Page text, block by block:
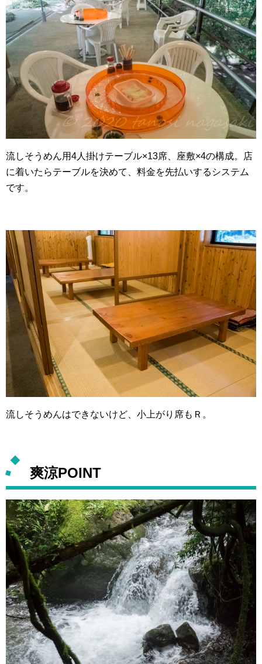
流しそうめん用4人掛けテーブル×13席、座敷×4の構成。店
に着いたらテーブルを決めて、料金を先払いするシステム
です。
流しそうめんはできないけど、小上がり席もＲ。
爽涼POINT